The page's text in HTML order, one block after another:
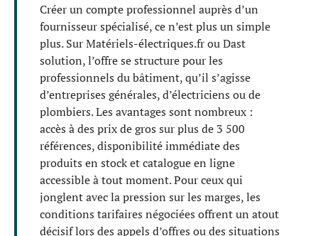
Créer un compte professionnel auprès d’un
fournisseur spécialisé, ce n’est plus un simple
plus. Sur Matériels-électriques.fr ou Dast
solution, l’offre se structure pour les
professionnels du bâtiment, qu’il s’agisse
d’entreprises générales, d’électriciens ou de
plombiers. Les avantages sont nombreux :
accès à des prix de gros sur plus de 3 500
références, disponibilité immédiate des
produits en stock et catalogue en ligne
accessible à tout moment. Pour ceux qui
jonglent avec la pression sur les marges, les
conditions tarifaires négociées offrent un atout
décisif lors des appels d’offres ou des situations